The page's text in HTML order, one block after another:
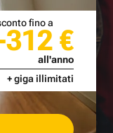
fino a
312 €
all'anno
+ giga illimitati